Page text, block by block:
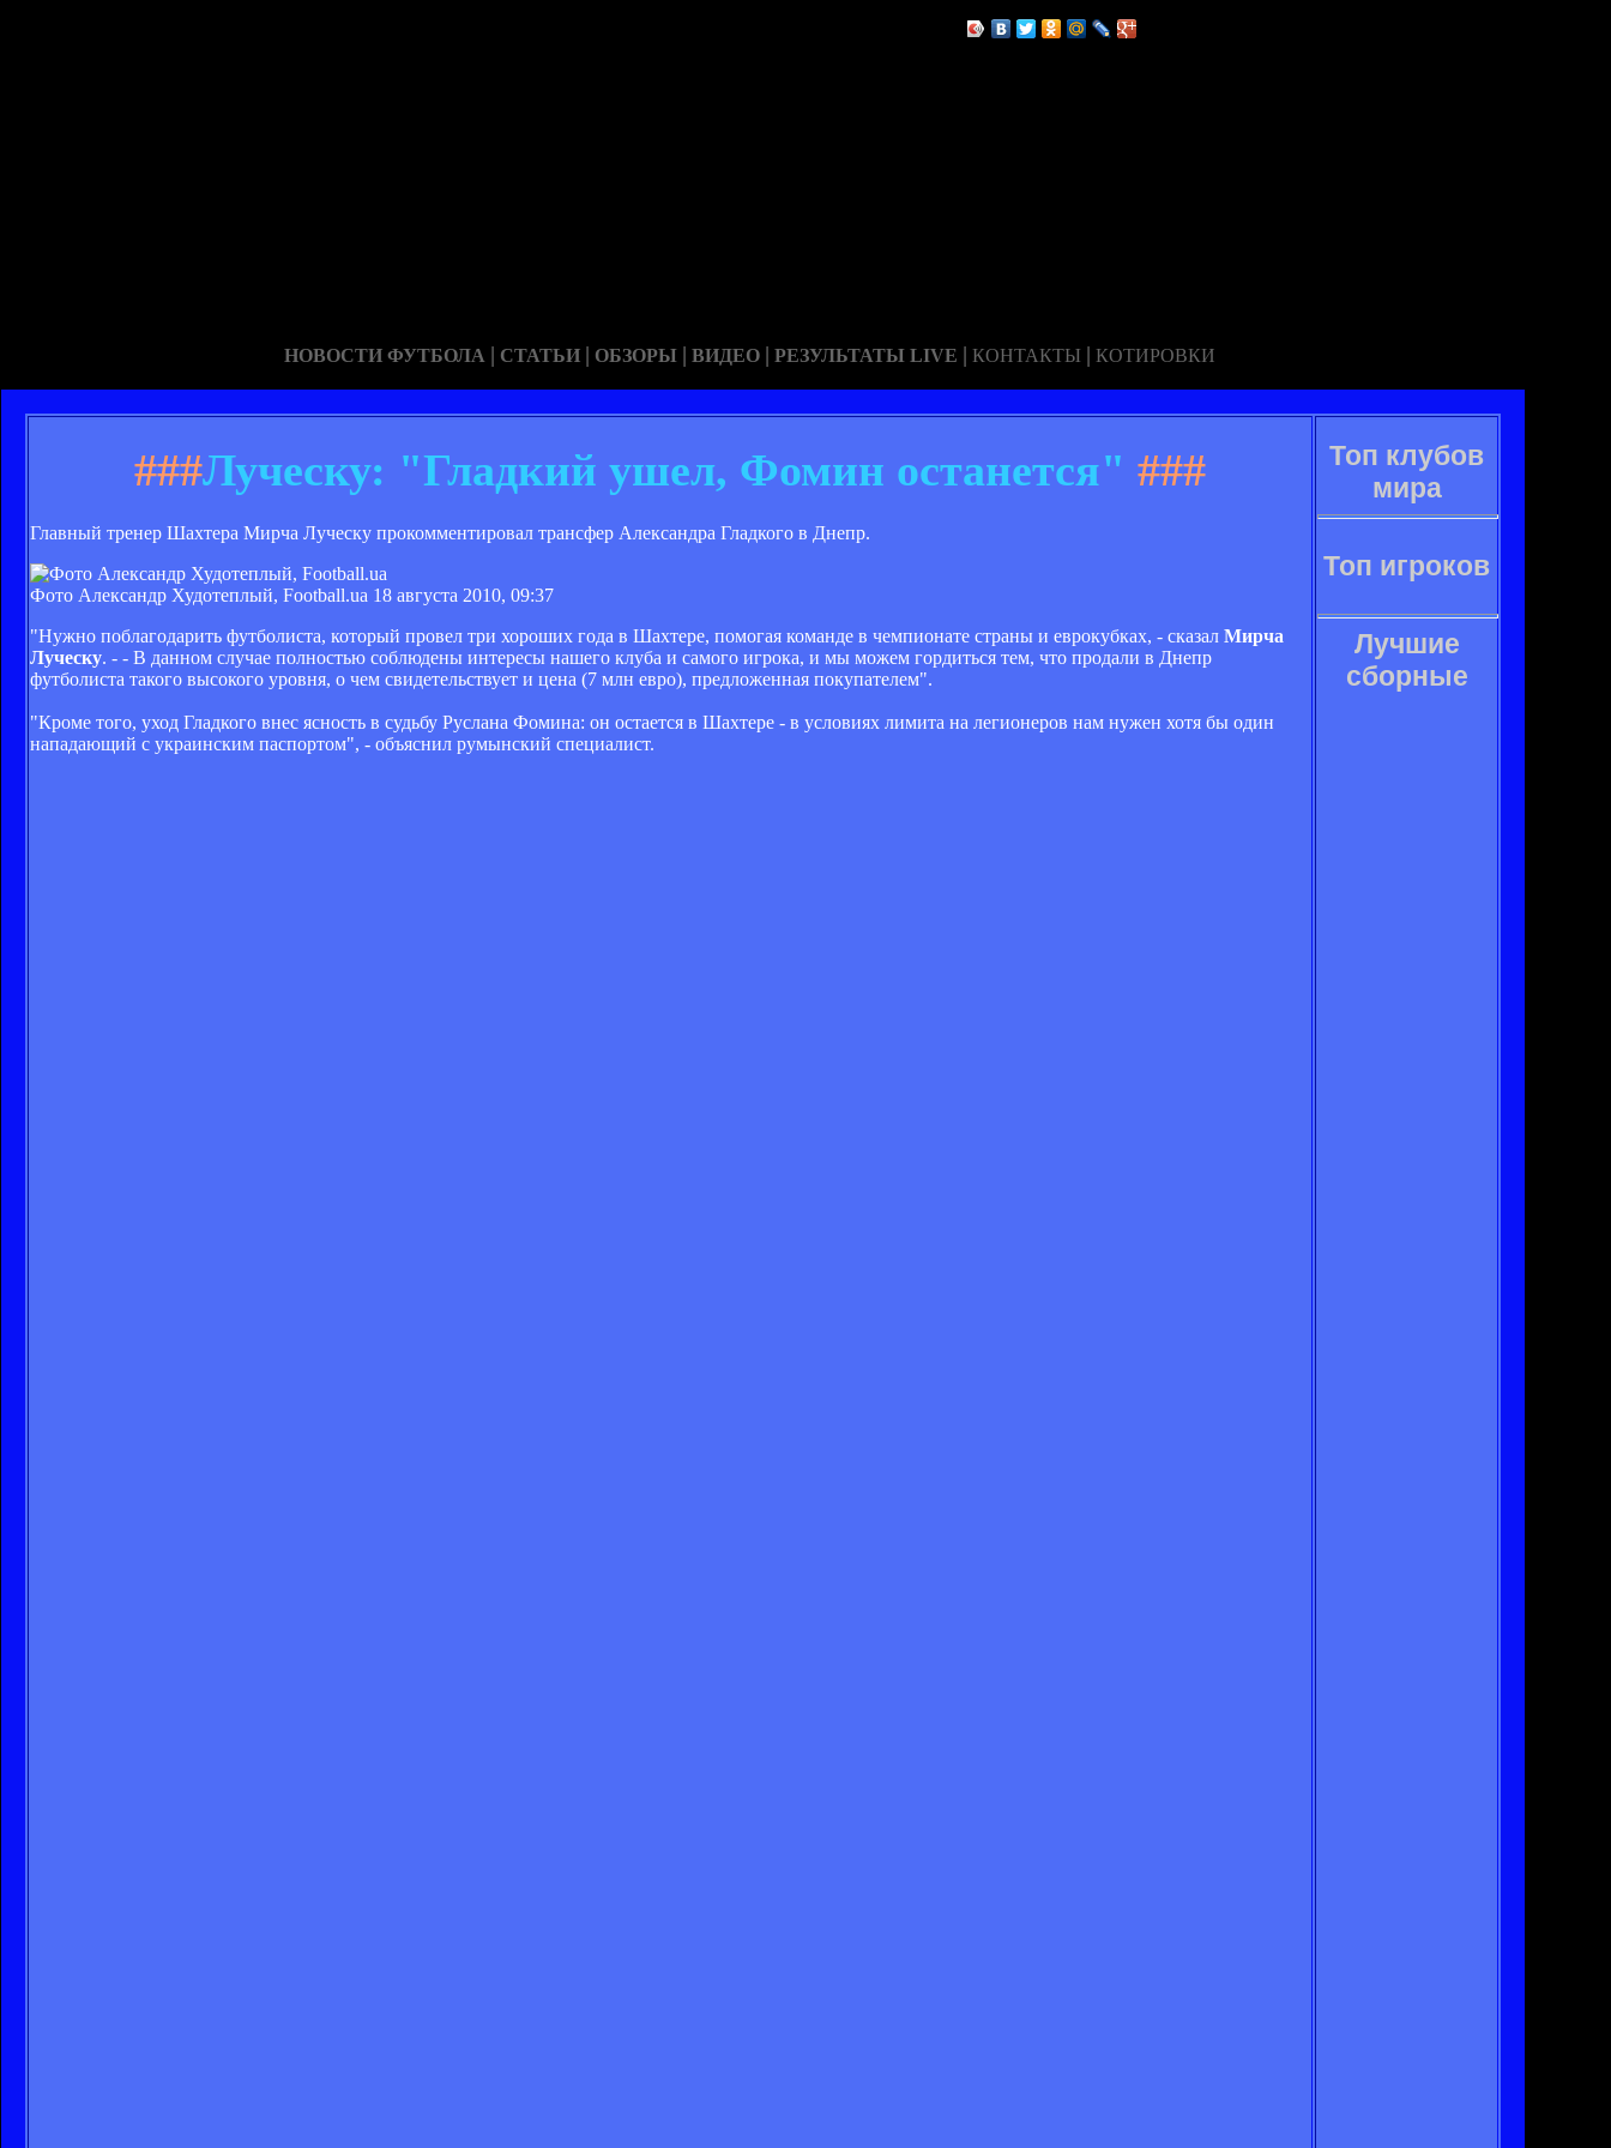
НОВОСТИ ФУТБОЛА | СТАТЬИ | ОБЗОРЫ | ВИДЕО | РЕЗУЛЬТАТЫ LIVE | КОНТАКТЫ | КОТИРОВКИ
###Луческу: "Гладкий ушел, Фомин останется" ###
Главный тренер Шахтера Мирча Луческу прокомментировал трансфер Александра Гладкого в Днепр.
Фото Александр Худотеплый, Football.ua 18 августа 2010, 09:37
"Нужно поблагодарить футболиста, который провел три хороших года в Шахтере, помогая команде в чемпионате страны и еврокубках, - сказал Мирча
Луческу. - - В данном случае полностью соблюдены интересы нашего клуба и самого игрока, и мы можем гордиться тем, что продали в Днепр
футболиста такого высокого уровня, о чем свидетельствует и цена (7 млн евро), предложенная покупателем".
"Кроме того, уход Гладкого внес ясность в судьбу Руслана Фомина: он остается в Шахтере - в условиях лимита на легионеров нам нужен хотя бы один
нападающий с украинским паспортом", - объяснил румынский специалист.
Топ клубов
мира
Топ игроков
Лучшие
сборные